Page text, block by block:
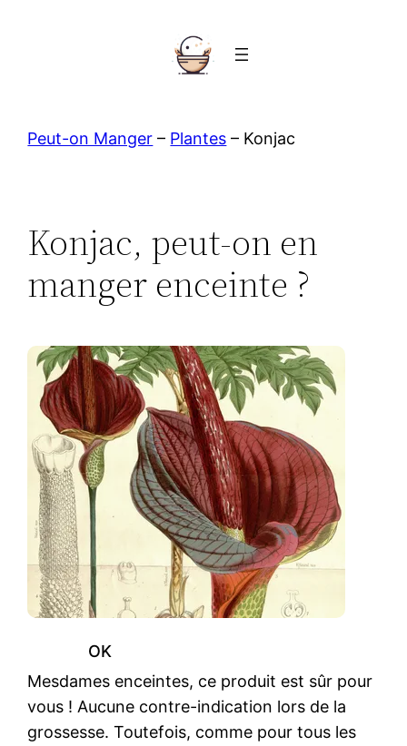
Peut-on Manger – Plantes – Konjac
Konjac, peut-on en
manger enceinte ?
OK
Mesdames enceintes, ce produit est sûr pour
vous ! Aucune contre-indication lors de la
grossesse. Toutefois, comme pour tous les